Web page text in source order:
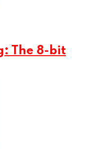
The 8-bit